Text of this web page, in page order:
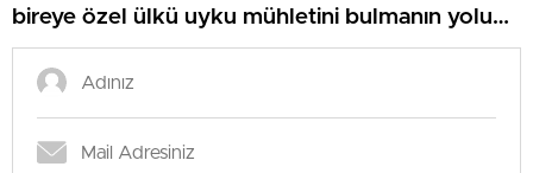
bireye özel ülkü uyku mühletini bulmanın yolunu
açıkladı